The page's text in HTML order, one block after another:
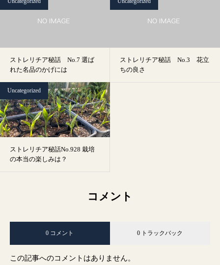
ストレリチア秘話 No.7 選ば
れた名品のかげには
ストレリチア秘話 No.3 花立
ちの良さ
Uncategorized
ストレリチア秘話No.928 栽培
の本当の楽しみは？
コメント
0 コメント 0 トラックバック
この記事へのコメントはありません。